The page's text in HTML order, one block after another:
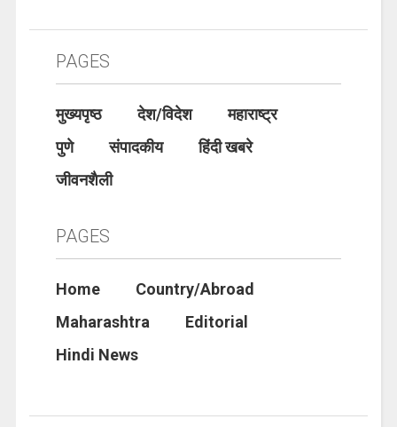
PAGES
मुख्यपृष्ठ देश/विदेश
महाराष्ट्र
पुणे
संपादकीय
हिंदी खबरे
जीवनशैली
PAGES
Home
Country/Abroad
Maharashtra
Editorial
Hindi News